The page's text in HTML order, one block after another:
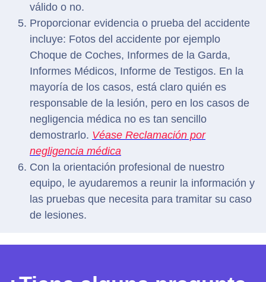
válido o no.
Proporcionar evidencia o prueba del accidente
incluye: Fotos del accidente por ejemplo
Choque de Coches, Informes de la Garda,
Informes Médicos, Informe de Testigos. En la
mayoría de los casos, está claro quién es
responsable de la lesión, pero en los casos de
negligencia médica no es tan sencillo
demostrarlo. Véase Reclamación por
negligencia médica
Con la orientación profesional de nuestro
equipo, le ayudaremos a reunir la información y
las pruebas que necesita para tramitar su caso
de lesiones.